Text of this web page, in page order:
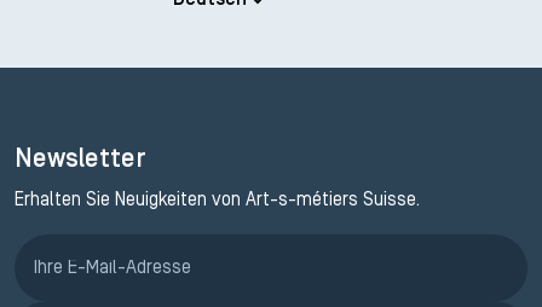
Newsletter
Erhalten Sie Neuigkeiten von Art-s-métiers Suisse.